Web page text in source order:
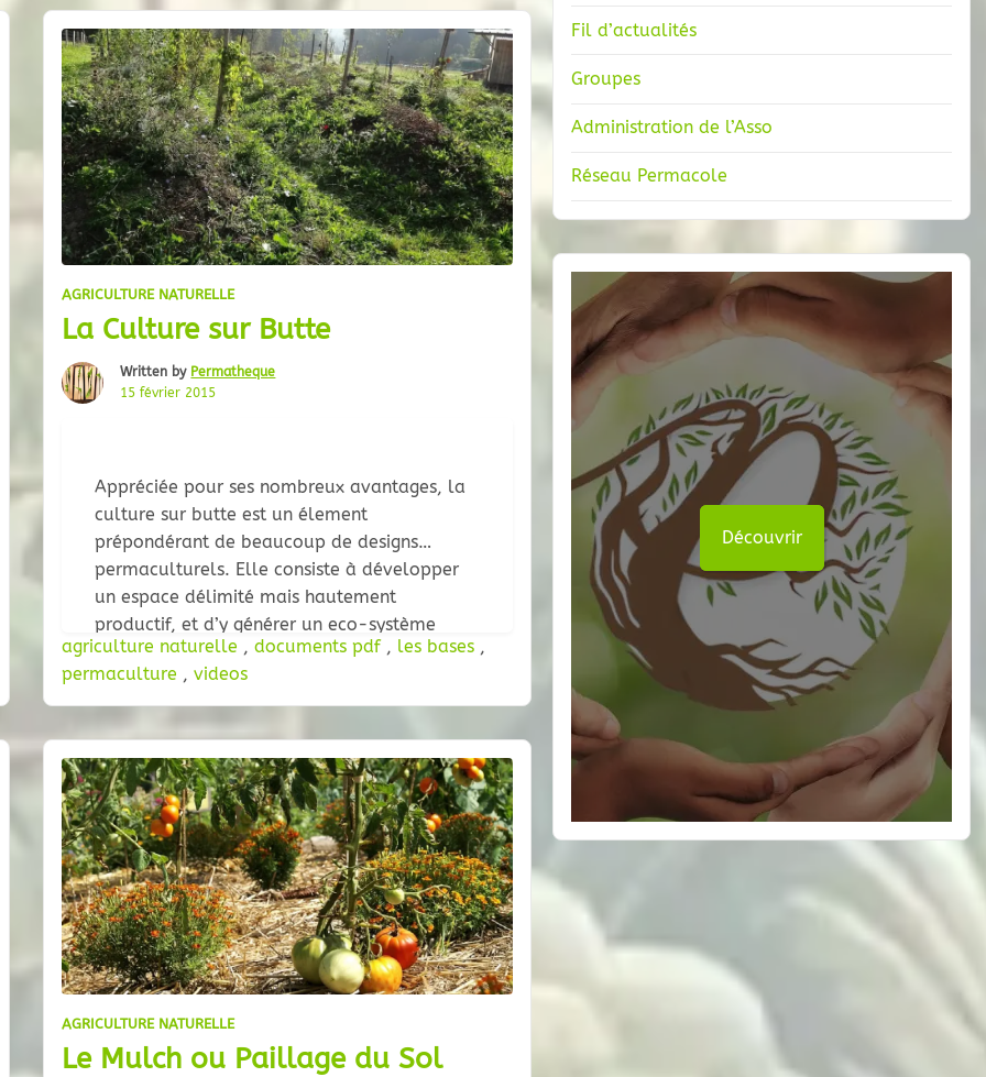
AGRICULTURE NATURELLE
La Culture sur Butte
Written by Permatheque
15 février 2015
Appréciée pour ses nombreux avantages, la
culture sur butte est un élement
prépondérant de beaucoup de designs
permaculturels. Elle consiste à développer
un espace délimité mais hautement
productif, et d’y générer un eco-système
durable permettant de renouveler les
cultures sans travail du sol. De plus, la
culture sur butte permet de répondre aux
agriculture naturelle , documents pdf , les bases ,
permaculture , videos
AGRICULTURE NATURELLE
Le Mulch ou Paillage du Sol
Fil d’actualités
Groupes
Administration de l’Asso
Réseau Permacole
Découvrir